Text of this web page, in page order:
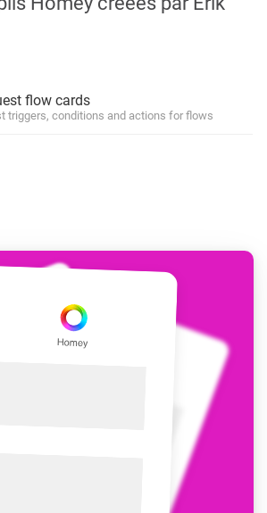
flow cards
triggers, conditions and actions for flows